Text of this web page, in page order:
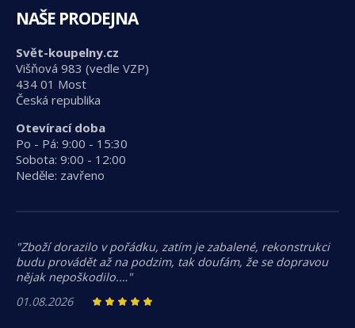
NAŠE PRODEJNA
Svět-koupelny.cz
Višňová 983 (vedle VZP)
434 01 Most
Česká republika
Otevírací doba
Po - Pá: 9:00 - 15:30
Sobota: 9:00 - 12:00
Neděle: zavřeno
"Zboží dorazilo v pořádku, zatím je zabalené, rekonstrukci
budu provádět až na podzim, tak doufám, že se dopravou
nějak nepoškodilo.…"
01.08.2026